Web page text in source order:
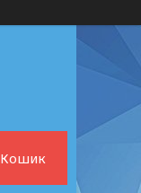
Кошик